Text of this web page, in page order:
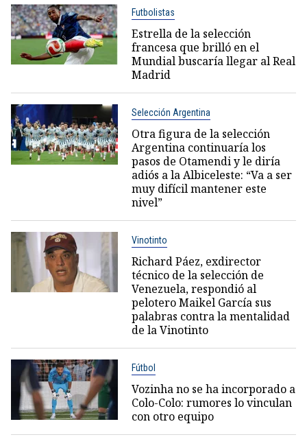
Futbolistas
Estrella de la selección
francesa que brilló en el
Mundial buscaría llegar al Real
Madrid
Selección Argentina
Otra figura de la selección
Argentina continuaría los
pasos de Otamendi y le diría
adiós a la Albiceleste: “Va a ser
muy difícil mantener este
nivel”
Vinotinto
Richard Páez, exdirector
técnico de la selección de
Venezuela, respondió al
pelotero Maikel García sus
palabras contra la mentalidad
de la Vinotinto
Fútbol
Vozinha no se ha incorporado a
Colo-Colo: rumores lo vinculan
con otro equipo